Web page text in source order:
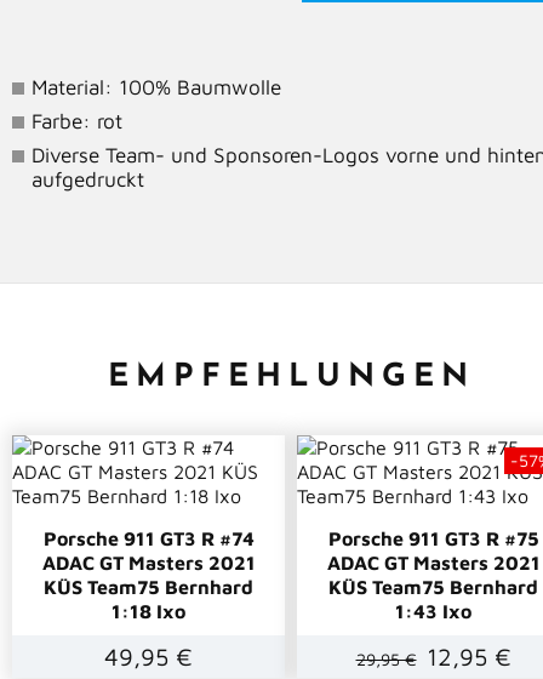
Material: 100% Baumwolle
Farbe: rot
Diverse Team- und Sponsoren-Logos vorne und
aufgedruckt
EMPFEHLUNGEN
Porsche 911 GT3 R #74
ADAC GT Masters 2021
KÜS Team75 Bernhard
1:18 Ixo
49,95 €
Porsche 911 GT3 R #75
ADAC GT Masters 2021
KÜS Team75 Bernhard
1:43 Ixo
29,95 € 12,95 €
-